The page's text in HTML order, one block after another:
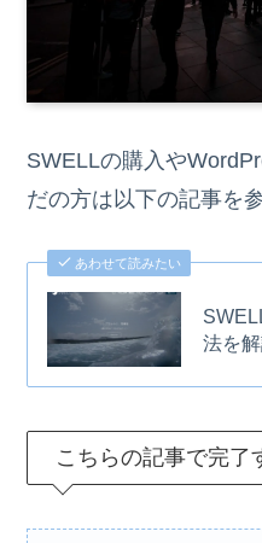
SWELLの購入や
だの方は以下の記事を
あわせて読みたい
法を
こちらの記事で完了